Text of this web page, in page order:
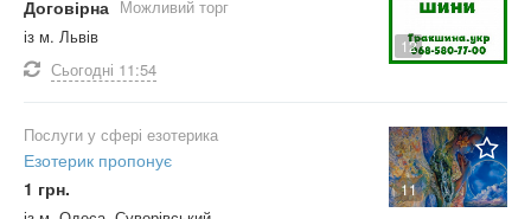
12
Договірна Можливий торг
із м. Львів
Сьогодні 11:54
11
Послуги у сфері езотерика
Езотерик пропонує
1 грн.